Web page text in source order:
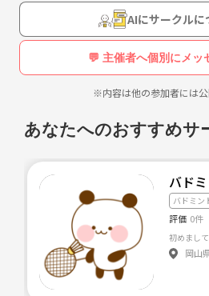
AIにサークルに
💬 主催者へ個別にメッ
※内容は他の参加者には
あなたへのおすすめサ
バド
バドミン
評価 0件
岡山